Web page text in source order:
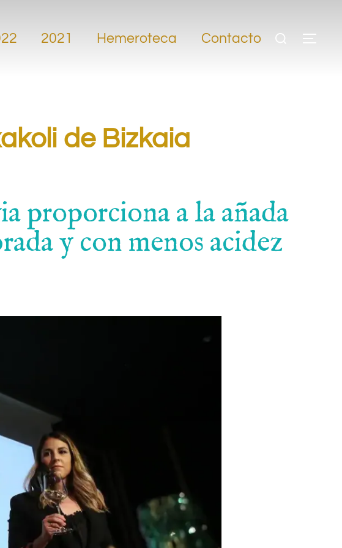
2021 Hemeroteca Contacto
de Bizkaia
proporciona a la añada
y con menos acidez